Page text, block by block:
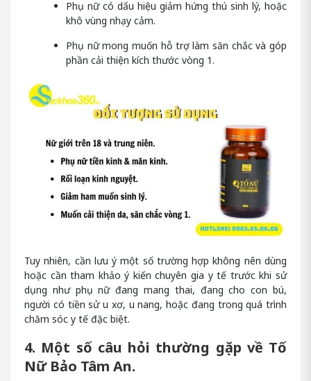
Phụ nữ có dấu hiệu giảm hứng thú sinh lý, hoặc
khô vùng nhạy cảm.
Phụ nữ mong muốn hỗ trợ làm săn chắc và góp
phần cải thiện kích thước vòng 1.
Tuy nhiên, cần lưu ý một số trường hợp không nên dùng
hoặc cần tham khảo ý kiến chuyên gia y tế trước khi sử
dụng như phụ nữ đang mang thai, đang cho con bú,
người có tiền sử u xơ, u nang, hoặc đang trong quá trình
chăm sóc y tế đặc biệt.
4. Một số câu hỏi thường gặp về Tố
Nữ Bảo Tâm An.